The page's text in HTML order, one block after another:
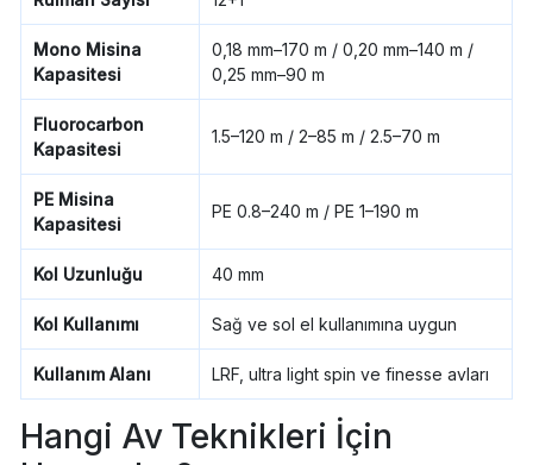
Mono Misina
Kapasitesi
0,18 mm–170 m / 0,20 mm–140 m /
0,25 mm–90 m
Fluorocarbon
Kapasitesi
1.5–120 m / 2–85 m / 2.5–70 m
PE Misina
Kapasitesi
PE 0.8–240 m / PE 1–190 m
Kol Uzunluğu 40 mm
Kol Kullanımı Sağ ve sol el kullanımına uygun
Kullanım Alanı LRF, ultra light spin ve finesse avları
Hangi Av Teknikleri İçin